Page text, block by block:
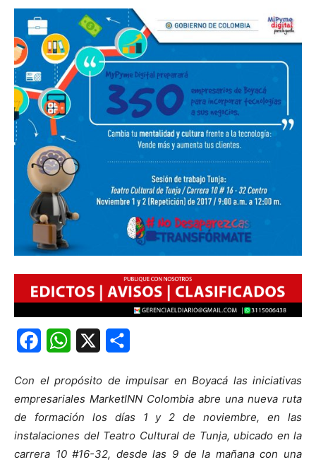
FacebookWhatsApp
Con el propósito de impulsar en Boyacá las iniciativas
empresariales MarketINN Colombia abre una nueva ruta
de formación los días 1 y 2 de noviembre, en las
instalaciones del Teatro Cultural de Tunja, ubicado en la
carrera 10 #16-32, desde las 9 de la mañana con una